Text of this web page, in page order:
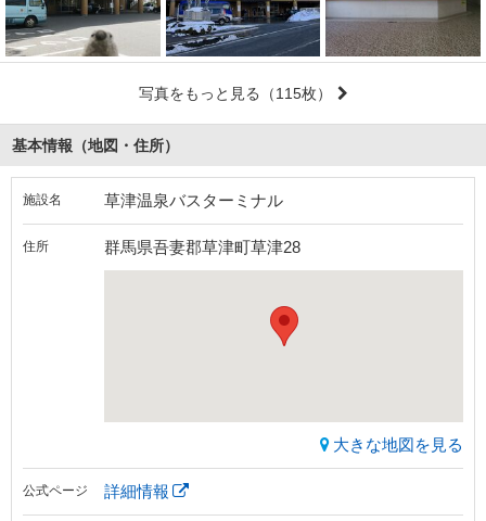
写真をもっと見る （115枚）
基本情報（地図・住所）
施設名 草津温泉バスターミナル
住所 群馬県吾妻郡草津町草津28
大きな地図を見る
公式ページ 詳細情報